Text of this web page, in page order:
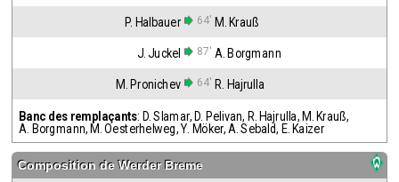
P. Halbauer 64' M. Krauß
J. Juckel 87' A. Borgmann
M. Pronichev 64' R. Hajrulla
Banc des remplaçants: D. Slamar, D. Pelivan, R. Hajrulla, M. Krauß,
A. Borgmann, M. Oesterhelweg,Y. Möker, A. Sebald, E. Kaizer
Composition deWerder Breme